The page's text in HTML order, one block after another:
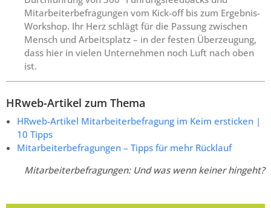
Mitarbeiterbefragungen vom Kick-off bis zum Ergebnis-
Workshop. Ihr Herz schlägt für die Passung zwischen
Mensch und Arbeitsplatz – in der festen Überzeugung,
dass hier in vielen Unternehmen noch Luft nach oben
ist.
HRweb-Artikel zum Thema
HRweb-Artikel Mitarbeiterbefragung im Keim ersticken |
10 Tipps
Mitarbeiterbefragungen – Tipps für mehr Rücklauf
Mitarbeiterbefragungen: Und was wenn keiner hingeht?